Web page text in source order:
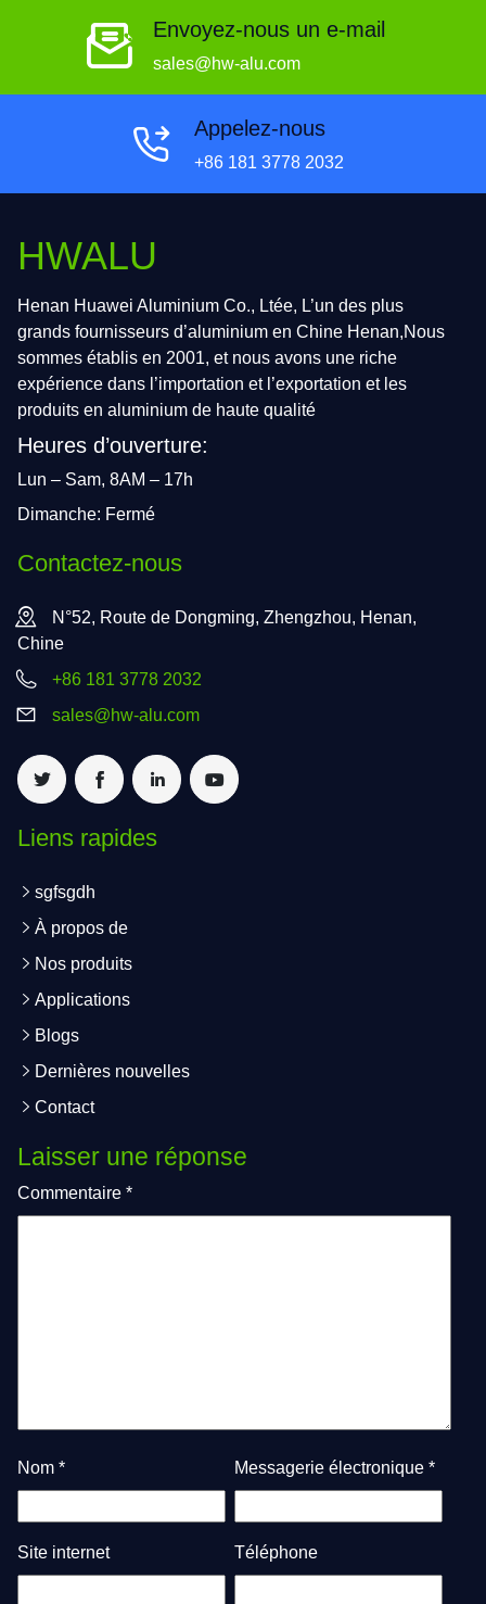
Envoyez-nous un e-mail
sales@hw-alu.com
Appelez-nous
+86 181 3778 2032
HWALU
Henan Huawei Aluminium Co., Ltée, L’un des plus
grands fournisseurs d’aluminium en Chine Henan,Nous
sommes établis en 2001, et nous avons une riche
expérience dans l’importation et l’exportation et les
produits en aluminium de haute qualité
Heures d’ouverture:
Lun – Sam, 8AM – 17h
Dimanche: Fermé
Contactez-nous
N°52, Route de Dongming, Zhengzhou, Henan,
Chine
+86 181 3778 2032
sales@hw-alu.com
Liens rapides
sgfsgdh
À propos de
Nos produits
Applications
Blogs
Dernières nouvelles
Contact
Laisser une réponse
Commentaire *
Nom * Messagerie électronique *
Site internet Téléphone